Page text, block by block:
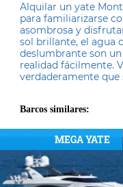
Alquilar un yate
para familiarizarse
asombrosa y
sol brillante, el agua
deslumbrante son
realidad fácilmente.
verdaderamente
Barcos similares:
MEGA YATE